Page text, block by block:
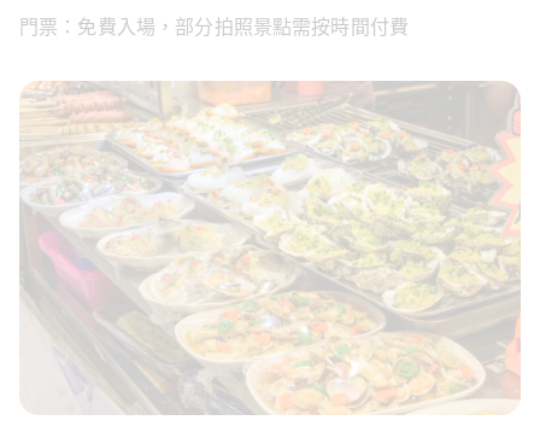
門票：免費入場，部分拍照景點需按時間付費